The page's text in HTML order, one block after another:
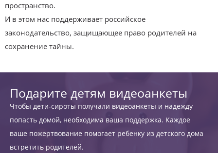
пространство.
И в этом нас поддерживает российское
законодательство, защищающее право родителей на
сохранение тайны.
Подарите детям видеоанкеты
Чтобы дети-сироты получали видеоанкеты и надежду
попасть домой, необходима ваша поддержка. Каждое
ваше пожертвование помогает ребенку из детского дома
встретить родителей.